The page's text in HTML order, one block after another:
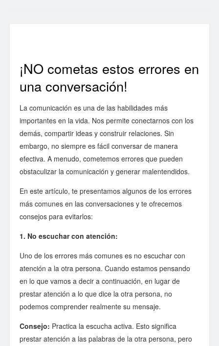
¡NO cometas estos errores en
una conversación!
La comunicación es una de las habilidades más
importantes en la vida. Nos permite conectarnos con los
demás, compartir ideas y construir relaciones. Sin
embargo, no siempre es fácil conversar de manera
efectiva. A menudo, cometemos errores que pueden
obstaculizar la comunicación y generar malentendidos.
En este artículo, te presentamos algunos de los errores
más comunes en las conversaciones y te ofrecemos
consejos para evitarlos:
1. No escuchar con atención:
Uno de los errores más comunes es no escuchar con
atención a la otra persona. Cuando estamos pensando
en lo que vamos a decir a continuación, en lugar de
prestar atención a lo que dice la otra persona, no
podemos comprender realmente su mensaje.
Consejo: Practica la escucha activa. Esto significa
prestar atención a las palabras de la otra persona, pero